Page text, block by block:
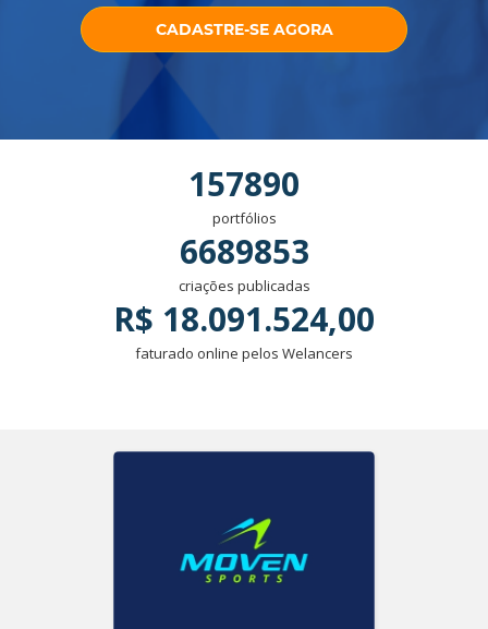
CADASTRE-SE AGORA
157890
portfólios
6689853
criações publicadas
R$ 18.091.524,00
faturado online pelos Welancers